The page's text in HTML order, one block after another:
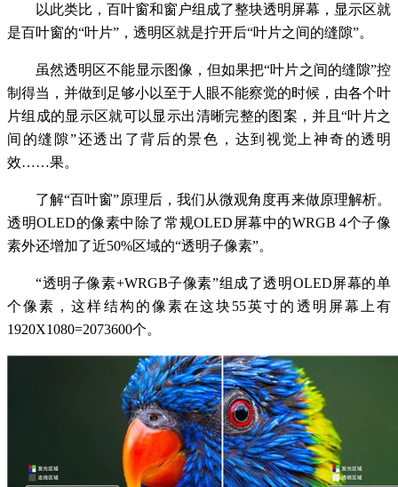
以此类比，百叶窗和窗户组成了整块透明屏幕，显示区就
是百叶窗的“叶片”，透明区就是拧开后“叶片之间的缝隙”。
虽然透明区不能显示图像，但如果把“叶片之间的缝隙”控
制得当，并做到足够小以至于人眼不能察觉的时候，由各个叶
片组成的显示区就可以显示出清晰完整的图案，并且“叶片之
间的缝隙”还透出了背后的景色，达到视觉上神奇的透明
效……果。
了解“百叶窗”原理后，我们从微观角度再来做原理解析。
透明OLED的像素中除了常规OLED屏幕中的WRGB 4个子像
素外还增加了近50%区域的“透明子像素”。
“透明子像素+WRGB子像素”组成了透明OLED屏幕的单
个像素，这样结构的像素在这块55英寸的透明屏幕上有
1920X1080=2073600个。